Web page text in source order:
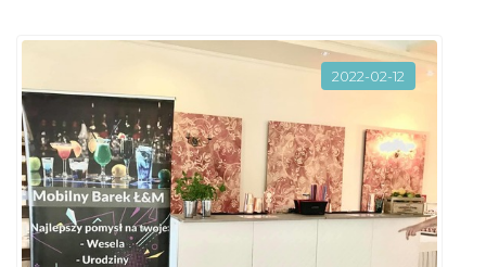
2022-02-12